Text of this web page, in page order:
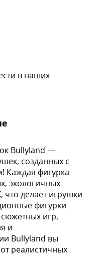
в наших
Bullyland —
созданных с
Каждая фигурка
экологичных
делает игрушки
фигурки
игр,
и
Bullyland вы
реалистичных